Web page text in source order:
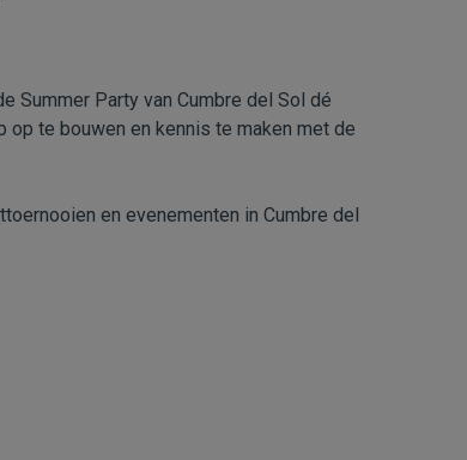
Summer Party van Cumbre del Sol dé
op te bouwen en kennis te maken met de
en evenementen in Cumbre del